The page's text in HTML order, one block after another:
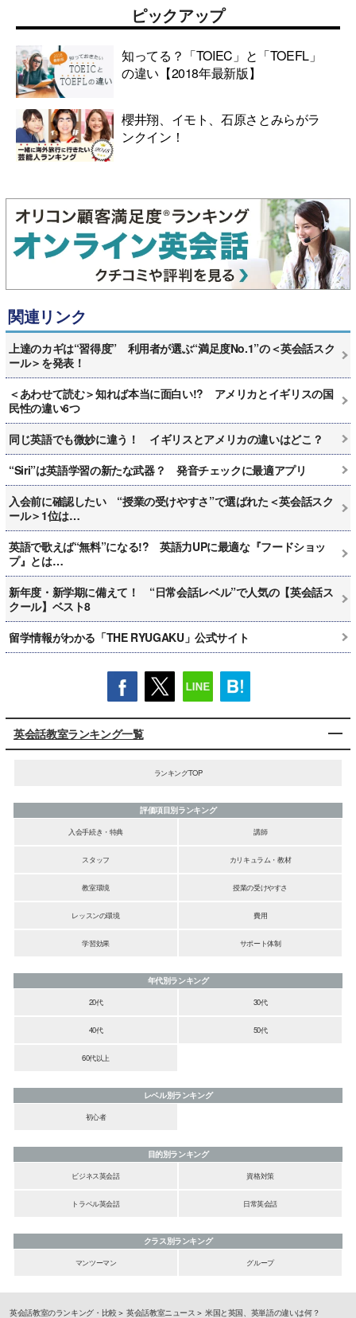
ピックアップ
知ってる？「TOIEC」と「TOEFL」
の違い【2018年最新版】
櫻井翔、イモト、石原さとみらがラ
ンクイン！
関連リンク
上達のカギは“習得度” 利用者が選ぶ“満足度No.1”の＜英会話スク
ール＞を発表！
＜あわせて読む＞知れば本当に面白い!? アメリカとイギリスの国
民性の違い6つ
同じ英語でも微妙に違う！ イギリスとアメリカの違いはどこ？
“Siri”は英語学習の新たな武器？ 発音チェックに最適アプリ
入会前に確認したい “授業の受けやすさ”で選ばれた＜英会話スク
ール＞1位は…
英語で歌えば“無料”になる!? 英語力UPに最適な『フードショッ
プ』とは…
新年度・新学期に備えて！ “日常会話レベル”で人気の【英会話ス
クール】ベスト8
留学情報がわかる「THE RYUGAKU」公式サイト
英会話教室ランキング一覧
ランキングTOP
評価項目別ランキング
入会手続き・特典
講師
スタッフ カリキュラム・教材
教室環境 授業の受けやすさ
レッスンの環境 費用
学習効果 サポート体制
年代別ランキング
20代
30代
40代 50代
60代以上
レベル別ランキング
初心者
目的別ランキング
ビジネス英会話
資格対策
トラベル英会話 日常英会話
クラス別ランキング
マンツーマン
グループ
英会話教室のランキング・比較 英会話教室ニュース 米国と英国、英単語の違いは何？